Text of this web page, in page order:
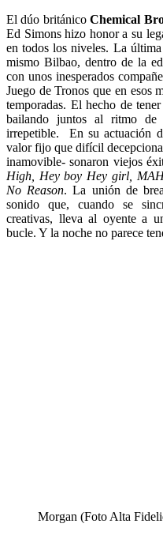
El dúo británicoChemical
Ed Simons hizo honor a su
en todos los niveles. La
mismo Bilbao, dentro de la
con unos inesperados
Juego de Tronos que en esos
temporadas. El hecho de
bailando juntos al ritmo de
irrepetible. En su actuación
valor fijo que difícil
inamovible- sonaron viejos
High, Hey boy Hey girl,
No Reason. La unión de
sonido que, cuando se
creativas, lleva al oyente a
bucle. Y la noche no parece
Morgan (Foto Alta